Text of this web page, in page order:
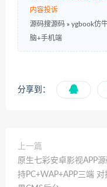
内容投诉
源码搜源码 » ygbook仿
脑+手机端
分享到：
上一篇
原生七彩安卓影视APP源
持PC+WAP+APP三端 对